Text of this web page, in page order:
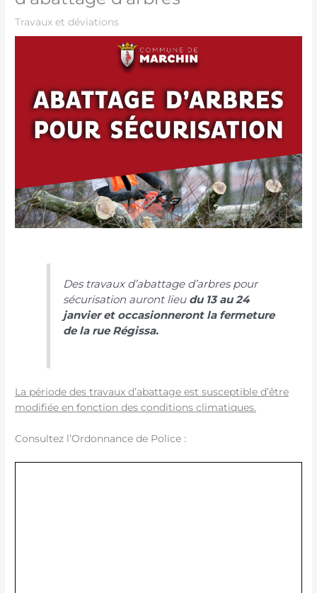
Travaux et déviations
Des travaux d’abattage d’arbres pour
sécurisation auront lieu du 13 au 24
janvier et occasionneront la fermeture
de la rue Régissa.
La période des travaux d’abattage est susceptible d’être
modifiée en fonction des conditions climatiques.
Consultez l’Ordonnance de Police :